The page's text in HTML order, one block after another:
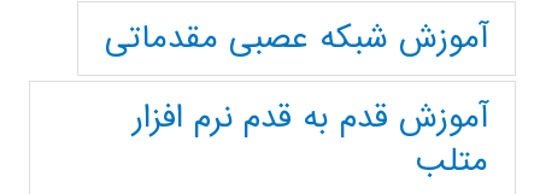
آموزش شبکه عصبی مقدماتی
آموزش قدم به قدم نرم افزار
متلب